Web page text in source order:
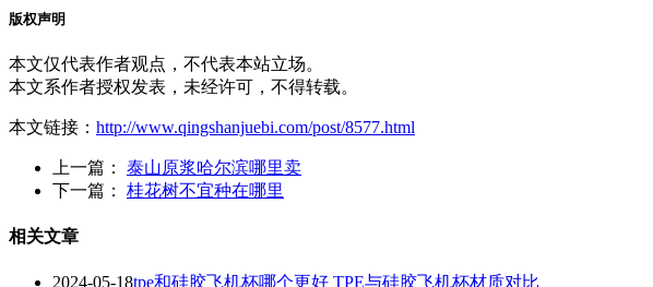
版权声明
本文仅代表作者观点，不代表本站立场。
本文系作者授权发表，未经许可，不得转载。
本文链接： http://www.qingshanjuebi.com/post/8577.html
上一篇： 泰山原浆哈尔滨哪里卖
下一篇： 桂花树不宜种在哪里
相关文章
2024-05-18tpe和硅胶飞机杯哪个更好 TPE与硅胶飞机杯材质对比